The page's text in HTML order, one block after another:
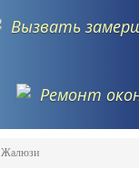
Вызвать
Ремонт
Жалюзи